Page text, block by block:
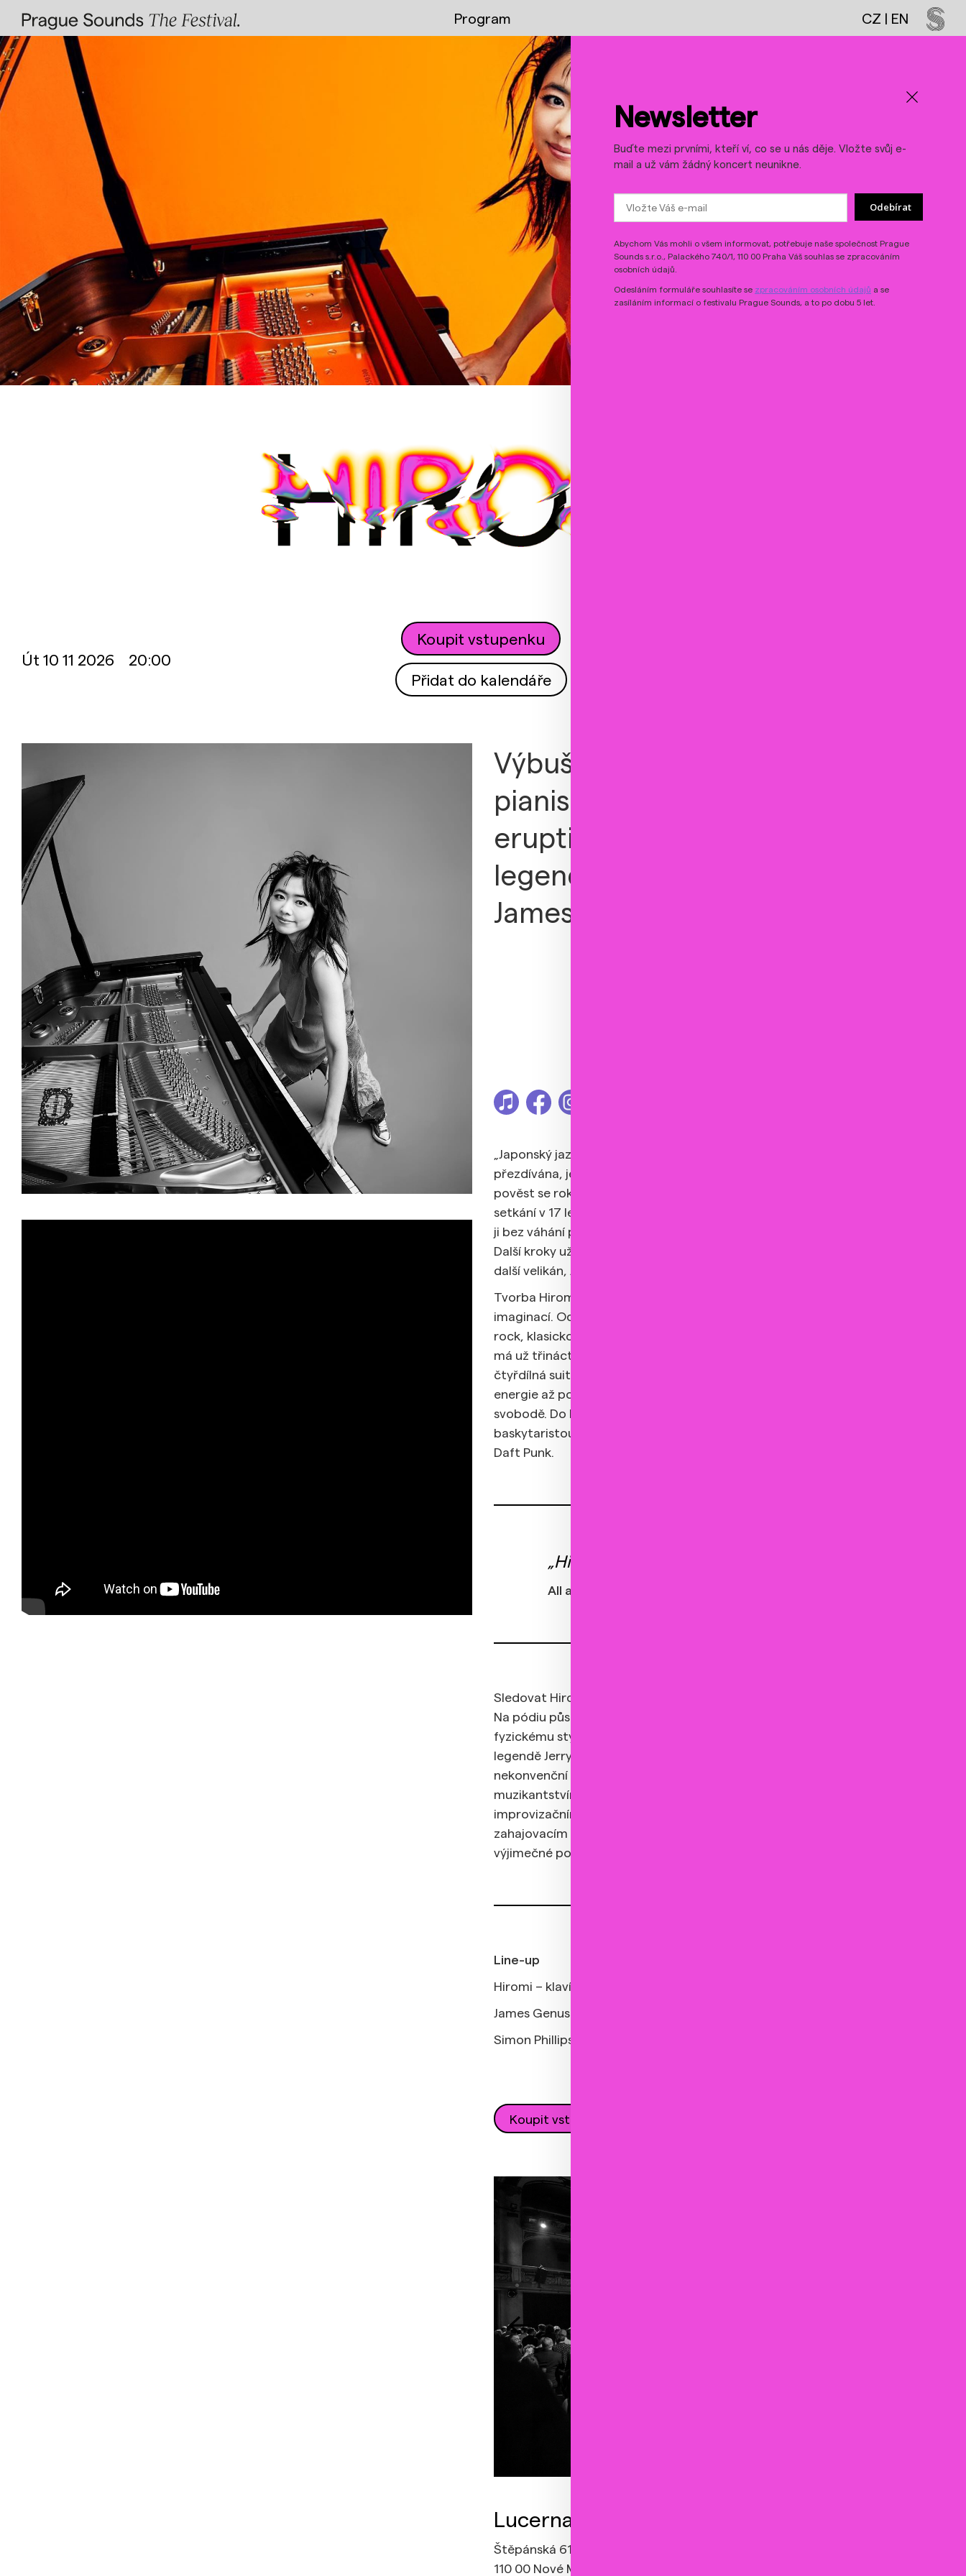
Program CZ | EN
Út 10 11 2026 20:00
Koupit vstupenku
Přidat do kalendáře
Výbušná energie virtuózní jazzové
pianistky Hiromi, poháněná
eruptivními bicími bubenické
legendy Simona Phillipse a basou
Jamese Genuse.
„Japonský jazzový uragán“, jak bývá klavíristka a skladatelka Hiromi Uehara
přezdívána, je mimořádným hudebním úkazem už od útlého věku a její
pověst se rok od roku stupňuje. Zásadním momentem pro ni bylo osudové
setkání v 17 letech s Chickem Coreou, který byl její hrou natolik uchvácen, že
ji bez váhání pozval na pódium svého koncertu v Tokiu hned následující den.
Další kroky už vedly rovnou na prestižní Berklee College of Music, kde se jí ujal
další velikán, Ahmad Jamal.
Tvorba Hiromi se od počátku pohybuje mezi virtuozitou a bezbřehou
imaginací. Od roku 2011 vystupuje se svým triem, v němž propojuje jazz-
rock, klasickou techniku i současné rytmické vlivy do jednoho celku. Na kontě
má už třináctou desku, aktuální nahrávku
čtyřdílná suita, která funguje jako ucelený hudební příběh – od explozivní
energie až po introspektivní polohy. Sama Hiromi ji vnímá jako návrat k tvůrčí
svobodě. Do Prahy přijede v sestavě s bubeníkem Simonem Phillipsem a
baskytaristou Jamesem Genusem, který hrál po boku Herbieho Hancocka i
Daft Punk.
„Hiromi objevila vlastní žánr“
All about Jazz
Sledovat Hiromi na koncertě je zážitek, který se vymyká běžným zvyklostem.
Na pódiu působí, jako by byla hudbou zcela pohlcena. Díky jejímu živelnému a
fyzickému stylu hry bývá dokonce někdy přirovnávána k rock’n’rollové
legendě Jerrymu Lee Lewisovi. Její vizuální stránka pak už jen podtrhuje její
nekonvenční přístup. Vše je ale naprosto podloženo vynikajícím
muzikantstvím, hráčskou technikou i mimořádným skladatelským a
improvizačním talentem. Když byla Hiromi vybrána, aby vystoupila na
zahajovacím ceremoniálu olympijských her v Tokiu, jen to potvrdilo její
výjimečné postavení na světové hudební scéně.
Line-up
Hiromi – klavír, klávesy
James Genus – baskytara
Simon Phillips - bicí
Koupit vstupenku
Lucerna, Velký sál
Štěpánská 61,
110 00 Nové Město
Facebook Spotify Threads
Newsletter
Buďte mezi prvními, kteří ví, co se u nás děje. Vložte svůj e-
mail a už vám žádný koncert neunikne.
Odebírat
Abychom Vás mohli o všem informovat, potřebuje naše společnost Prague
Sounds s.r.o., Palackého 740/1, 110 00 Praha Váš souhlas se zpracováním
osobních údajů.
Odesláním formuláře souhlasíte se zpracováním osobních údajů a se
zasíláním informací o festivalu Prague Sounds, a to po dobu 5 let.